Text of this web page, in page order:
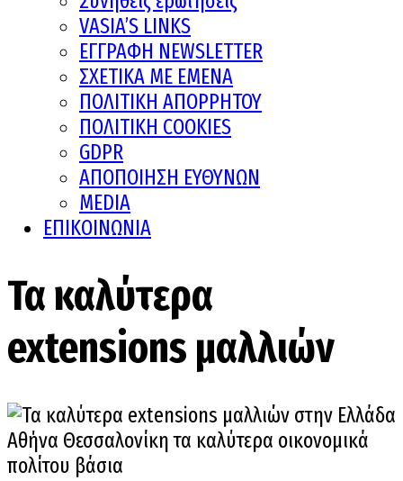
VASIA’S LINKS
ΕΓΓΡΑΦΗ NEWSLETTER
ΣΧΕΤΙΚΑ ΜΕ ΕΜΕΝΑ
ΠΟΛΙΤΙΚΗ ΑΠΟΡΡΗΤΟΥ
ΠΟΛΙΤΙΚΗ COOKIES
GDPR
ΑΠΟΠΟΙΗΣΗ ΕΥΘΥΝΩΝ
MEDIA
ΕΠΙΚΟΙΝΩΝΙΑ
Τα καλύτερα
extensions μαλλιών